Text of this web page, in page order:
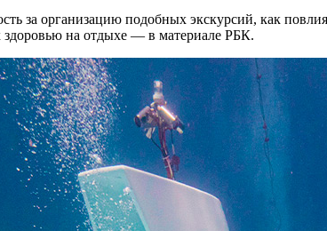
за организацию подобных экскурсий, как
на отдыхе — в материале РБК.